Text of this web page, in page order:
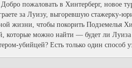
пожаловать в Хинтерберг, новое
за Луизу, выгоревшую стажерку-
жизни, чтобы покорить Подземелья
которые можно найти — будет ли Луиза
убийцей? Есть только один способ